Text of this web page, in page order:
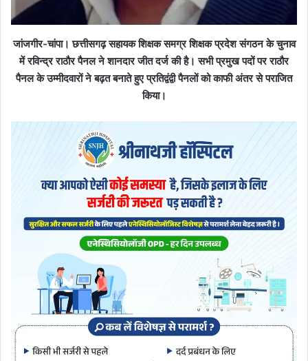
जांजगीर-चांपा। छत्तीसगढ़ सहायक शिक्षक समग्र शिक्षक प्रदेश संगठन के चुनाव
में रविन्द्र राठौर पैनल ने शानदार जीत दर्ज की है। सभी प्रमुख पदों पर राठौर
पैनल के उम्मीदवारों ने बढ़त बनाते हुए प्रतिद्वंद्वी पैनलों को काफी अंतर से पराजित
किया।